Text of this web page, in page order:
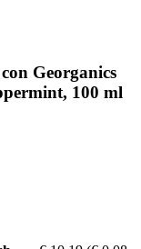
Georganics
100 ml